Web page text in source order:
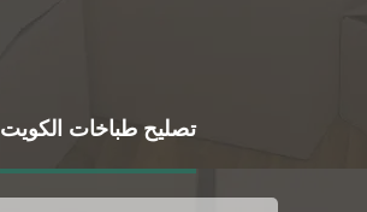
تصليح طباخات الكويت